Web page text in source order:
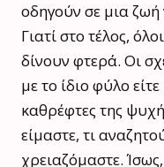
οδηγούν σε μια
Γιατί στο τέλος,
δίνουν φτερά. Οι
με το ίδιο φύλο
καθρέφτες της
είμαστε, τι
χρειαζόμαστε.